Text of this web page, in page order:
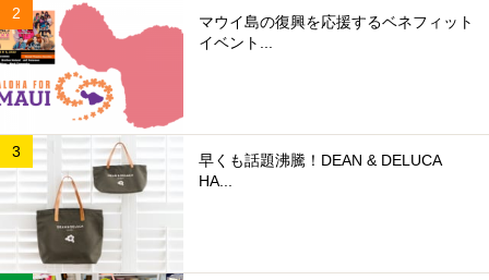
マウイ島の復興を応援するベネフィット
イベント...
早くも話題沸騰！DEAN & DELUCA
HA...